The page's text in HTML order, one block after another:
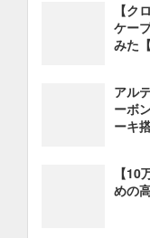
【ク
ケー
みた
アル
ーボ
ーキ
【
めの